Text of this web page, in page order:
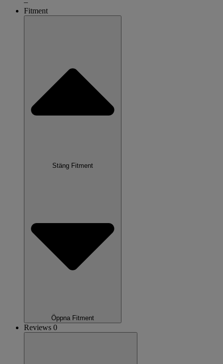
Fitment
Stäng Fitment
Öppna Fitment
Reviews 0